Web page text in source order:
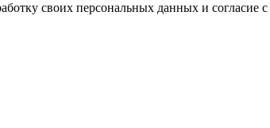
своих персональных данных и согласие с